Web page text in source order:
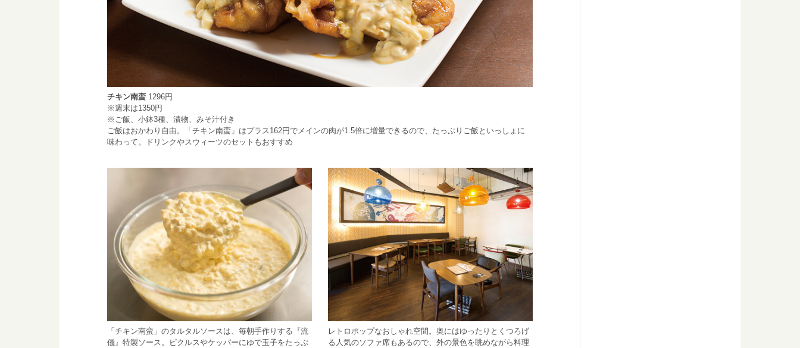
チキン南蛮 1296円
※週末は1350円
※ご飯、小鉢3種、漬物、みそ汁付き
ご飯はおかわり自由。「チキン南蛮」はプラス162円でメインの肉が1.5倍に増量できるので、たっぷりご飯といっしょに
味わって。ドリンクやスウィーツのセットもおすすめ
「チキン南蛮」のタルタルソースは、毎朝手作りする『流
儀』特製ソース。ピクルスやケッパーにゆで玉子をたっぷ
レトロポップなおしゃれ空間。奥にはゆったりとくつろげ
る人気のソファ席もあるので、外の景色を眺めながら料理